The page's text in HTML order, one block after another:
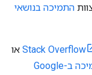
התמיכה בנושאי
Stack Overflow או
התמיכה ב-Google